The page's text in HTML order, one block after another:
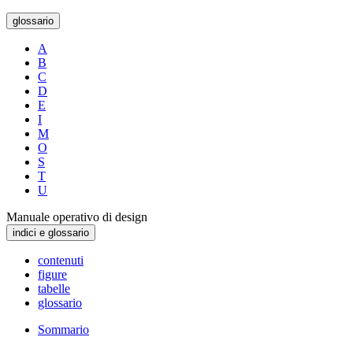
glossario
A
B
C
D
E
I
M
O
S
T
U
Manuale operativo di design
indici e glossario
contenuti
figure
tabelle
glossario
Sommario